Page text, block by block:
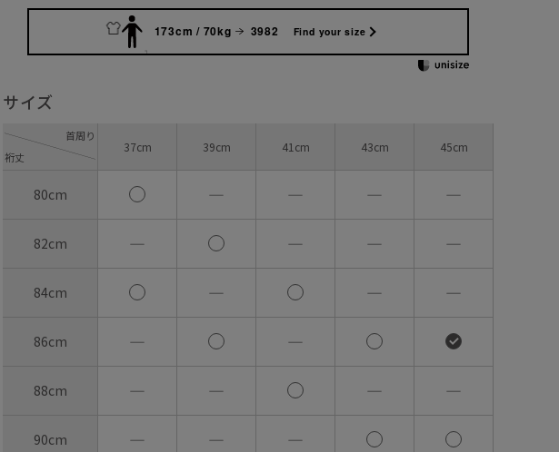
173cm / 70kg 3982 Find your size
サイズ
裄丈
首周り
37cm 39cm 41cm 43cm 45cm
80cm ― ― ― ―
82cm ― ― ― ―
84cm ― ― ―
86cm ― ―
88cm ― ― ― ―
90cm ― ― ―